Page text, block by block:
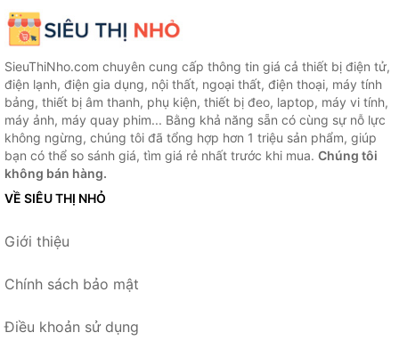
SieuThiNho.com chuyên cung cấp thông tin giá cả thiết bị điện tử,
điện lạnh, điện gia dụng, nội thất, ngoại thất, điện thoại, máy tính
bảng, thiết bị âm thanh, phụ kiện, thiết bị đeo, laptop, máy vi tính,
máy ảnh, máy quay phim... Bằng khả năng sẵn có cùng sự nỗ lực
không ngừng, chúng tôi đã tổng hợp hơn 1 triệu sản phẩm, giúp
bạn có thể so sánh giá, tìm giá rẻ nhất trước khi mua. Chúng tôi
không bán hàng.
VỀ SIÊU THỊ NHỎ
Giới thiệu
Chính sách bảo mật
Điều khoản sử dụng